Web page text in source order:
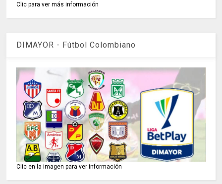
Clic para ver más información
DIMAYOR - Fútbol Colombiano
Clic en la imagen para ver información